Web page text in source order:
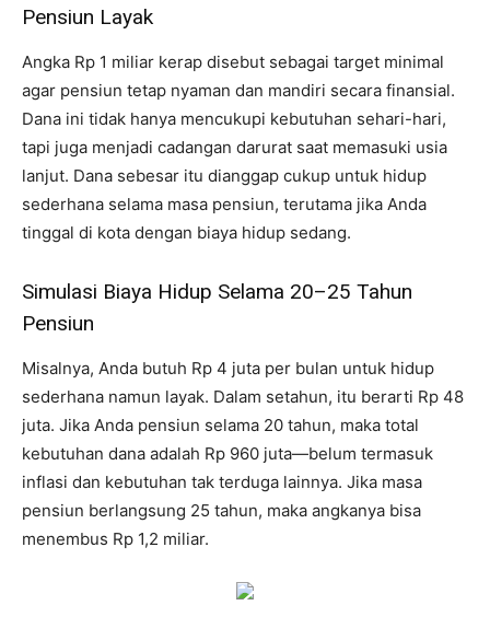
Pensiun Layak
Angka Rp 1 miliar kerap disebut sebagai target minimal
agar pensiun tetap nyaman dan mandiri secara finansial.
Dana ini tidak hanya mencukupi kebutuhan sehari-hari,
tapi juga menjadi cadangan darurat saat memasuki usia
lanjut. Dana sebesar itu dianggap cukup untuk hidup
sederhana selama masa pensiun, terutama jika Anda
tinggal di kota dengan biaya hidup sedang.
Simulasi Biaya Hidup Selama 20–25 Tahun
Pensiun
Misalnya, Anda butuh Rp 4 juta per bulan untuk hidup
sederhana namun layak. Dalam setahun, itu berarti Rp 48
juta. Jika Anda pensiun selama 20 tahun, maka total
kebutuhan dana adalah Rp 960 juta—belum termasuk
inflasi dan kebutuhan tak terduga lainnya. Jika masa
pensiun berlangsung 25 tahun, maka angkanya bisa
menembus Rp 1,2 miliar.